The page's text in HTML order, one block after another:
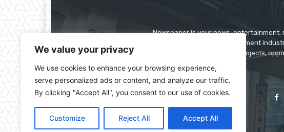
We value your privacy
We use cookies to enhance your browsing experience,
serve personalized ads or content, and analyze our traffic.
By clicking "Accept All", you consent to our use of cookies.
Customize Reject All Accept All
Newspaper is your news,
straight from the entertainment
always projects,